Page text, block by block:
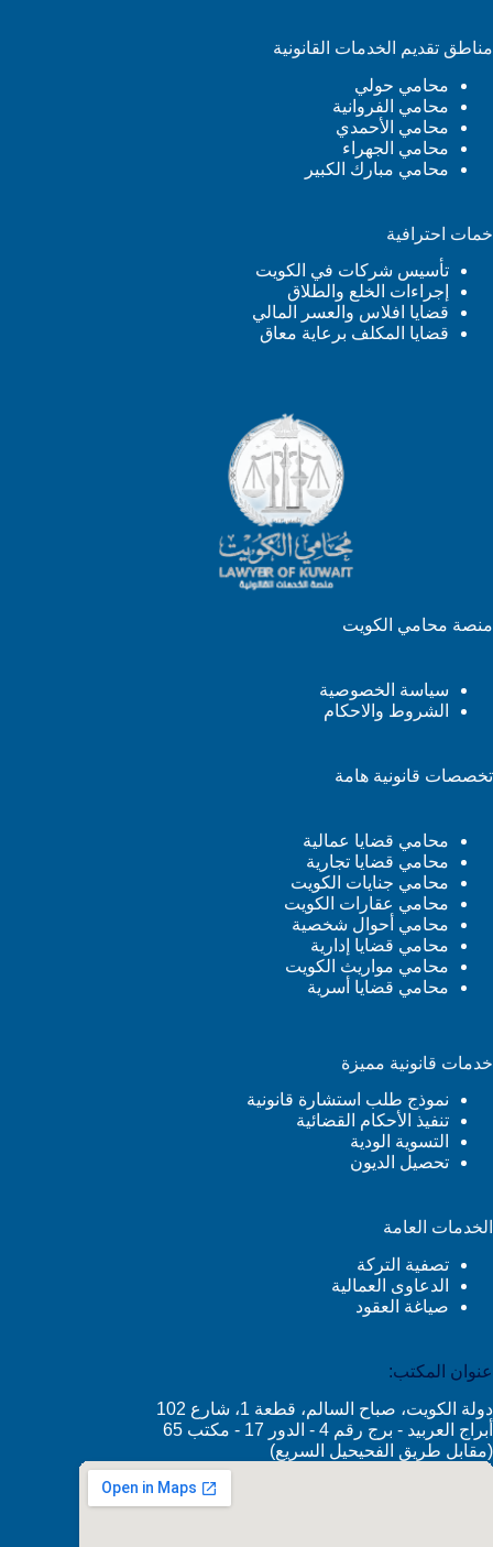
مناطق تقديم الخدمات القانونية
محامي حولي
محامي الفروانية
محامي الأحمدي
محامي الجهراء
محامي مبارك الكبير
خمات احترافية
تأسيس شركات في الكويت
إجراءات الخلع والطلاق
قضايا افلاس والعسر المالي
قضايا المكلف برعاية معاق
منصة محامي الكويت
سياسة الخصوصية
الشروط والاحكام
تخصصات قانونية هامة
محامي قضايا عمالية
محامي قضايا تجارية
محامي جنايات الكويت
محامي عقارات الكويت
محامي أحوال شخصية
محامي قضايا إدارية
محامي مواريث الكويت
محامي قضايا أسرية
خدمات قانونية مميزة
نموذج طلب استشارة قانونية
تنفيذ الأحكام القضائية
التسوية الودية
تحصيل الديون
الخدمات العامة
تصفية التركة
الدعاوى العمالية
صياغة العقود
عنوان المكتب:
دولة الكويت، صباح السالم، قطعة 1، شارع 102
أبراج العربيد - برج رقم 4 - الدور 17 - مكتب 65
(مقابل طريق الفحيحيل السريع)